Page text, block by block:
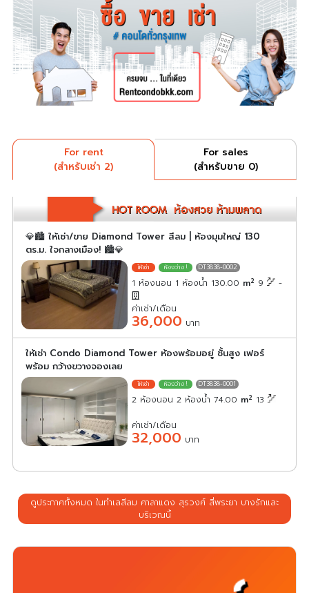
For rent
(สำหรับเช่า 2)
For sales
(สำหรับขาย 0)
💎🏙️ ให้เช่า/ขาย Diamond Tower สีลม | ห้องมุมใหญ่ 130
ตร.ม. ใจกลางเมือง! 🏙️💎
DT3838-0002
1 ห้องนอน 1 ห้องน้ำ 130.00 m2 9 -
ค่าเช่า/เดือน
36,000 บาท
ให้เช่า Condo Diamond Tower ห้องพร้อมอยู่ ชั้นสูง เฟอร์
พร้อม กว้างขวางจองเลย
DT3838-0001
2 ห้องนอน 2 ห้องน้ำ 74.00 m2 13
ค่าเช่า/เดือน
32,000 บาท
ดูประกาศทั้งหมด ในทำเลสีลม ศาลาแดง สุรวงศ์ สี่พระยา บางรักและ
บริเวณนี้